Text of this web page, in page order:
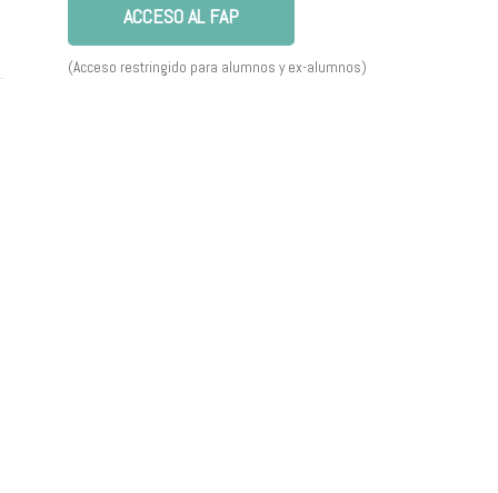
ACCESO AL FAP
(Acceso restringido para alumnos y ex-alumnos)